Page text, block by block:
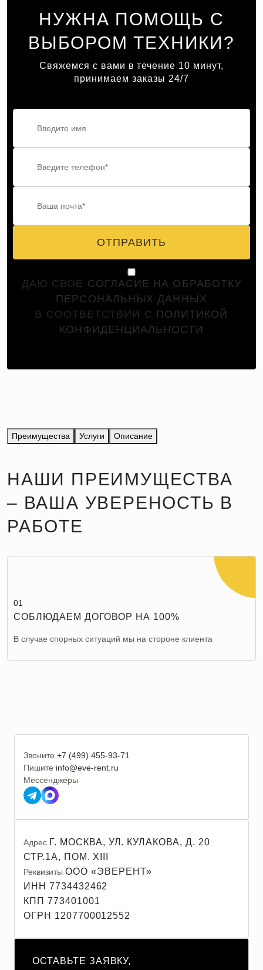
НУЖНА ПОМОЩЬ С
ВЫБОРОМ ТЕХНИКИ?
Свяжемся с вами в течение 10 минут,
принимаем заказы 24/7
ОТПРАВИТЬ
ДАЮ СВОЕ СОГЛАСИЕ НА ОБРАБОТКУ
ПЕРСОНАЛЬНЫХ ДАННЫХ
В СООТВЕТСТВИИ С ПОЛИТИКОЙ
КОНФИДЕНЦИАЛЬНОСТИ
Преимущества Услуги Описание
НАШИ ПРЕИМУЩЕСТВА
– ВАША УВЕРЕНОСТЬ В
РАБОТЕ
01
СОБЛЮДАЕМ ДОГОВОР НА 100%
В случае спорных ситуаций мы на стороне клиента
Звоните +7 (499) 455-93-71
Пишите info@eve-rent.ru
Мессенджеры
Адрес Г. МОСКВА, УЛ. КУЛАКОВА, Д. 20
СТР.1А, ПОМ. XIII
Реквизиты ООО «ЭВЕРЕНТ»
ИНН 7734432462
КПП 773401001
ОГРН 1207700012552
ОСТАВЬТЕ ЗАЯВКУ,